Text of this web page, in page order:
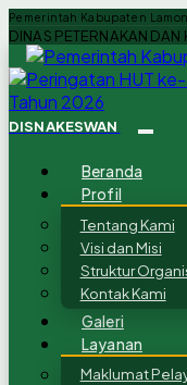
Pemerintah Kabupaten
DINAS PETERNAKAN DAN
DISNAKESWAN
Beranda
Profil
Tentang Kami
Visi dan Misi
Struktur
Kontak Kami
Galeri
Layanan
Maklumat